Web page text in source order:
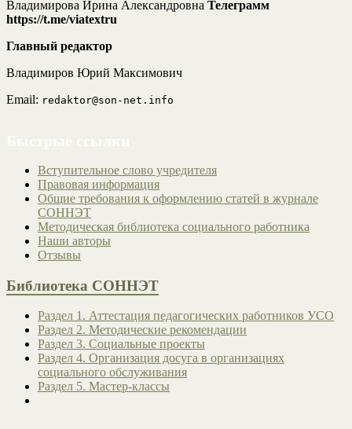
Владимирова Ирина Александровна Телеграмм
https://t.me/viatextru
Главный редактор
Владимиров Юрий Максимович
Email: redaktor@son-net.info
Вступительное слово учредителя
Правовая информация
Общие требования к оформлению статей в журнале
СОННЭТ
Методическая библиотека социального работника
Наши авторы
Отзывы
Библиотека СОННЭТ
Раздел 1. Аттестация педагогических работников УСО
Раздел 2. Методические рекомендации
Раздел 3. Социальные проекты
Раздел 4. Организация досуга в организациях
социального обслуживания
Раздел 5. Мастер-классы